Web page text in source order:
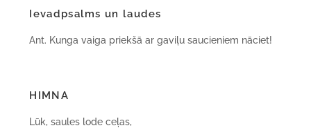
Ievadpsalms un laudes
Ant. Kunga vaiga priekšā ar gaviļu saucieniem nāciet!
HIMNA
Lūk, saules lode ceļas,